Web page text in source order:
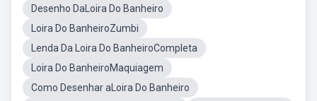
Desenho DaLoira Do Banheiro
Loira Do BanheiroZumbi
Lenda Da Loira Do BanheiroCompleta
Loira Do BanheiroMaquiagem
Como Desenhar aLoira Do Banheiro